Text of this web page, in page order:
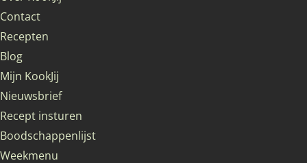
Contact
Recepten
Blog
Mijn KookJij
Nieuwsbrief
Recept insturen
Boodschappenlijst
Weekmenu